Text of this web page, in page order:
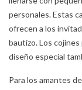
personales. Estas
ofrecen a los
bautizo. Los
diseño especial
Para los amantes